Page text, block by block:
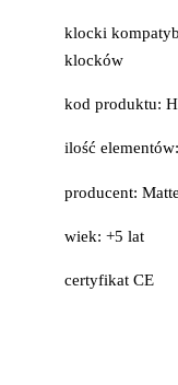
klocki
klocków
kod produktu:
ilość
producent:
wiek: +5 lat
certyfikat CE